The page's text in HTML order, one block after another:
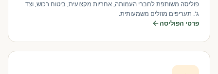
פוליסה משותפת לחברי העמותה, אחריות מקצועית, ביטוח רכוש, וצד
ג'. תעריפים מוזלים משמעותית.
פרטי הפוליסה